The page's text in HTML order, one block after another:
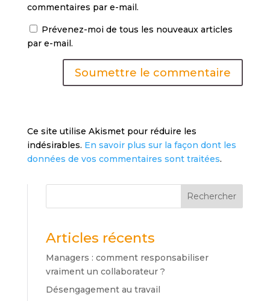
commentaires par e-mail.
Prévenez-moi de tous les nouveaux articles
par e-mail.
Soumettre le commentaire
Ce site utilise Akismet pour réduire les
indésirables. En savoir plus sur la façon dont les
données de vos commentaires sont traitées.
Rechercher
Articles récents
Managers : comment responsabiliser
vraiment un collaborateur ?
Désengagement au travail